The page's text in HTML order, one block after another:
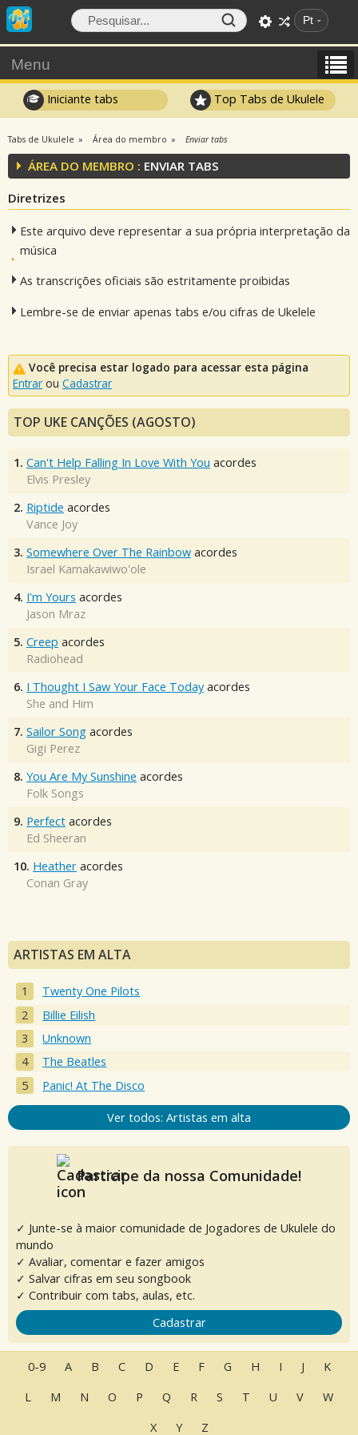
Pt
Menu
Iniciante tabs Top Tabs de Ukulele
Tabs de Ukulele Área do membro Enviar tabs
ÁREA DO MEMBRO : ENVIAR TABS
Diretrizes
Este arquivo deve representar a sua própria interpretação da
música
As transcrições oficiais são estritamente proibidas
Lembre-se de enviar apenas tabs e/ou cifras de Ukelele
Você precisa estar logado para acessar esta página
Entrar ou Cadastrar
TOP UKE CANÇÕES (AGOSTO)
1. Can't Help Falling In Love With You acordes
Elvis Presley
2. Riptide acordes
Vance Joy
3. Somewhere Over The Rainbow acordes
Israel Kamakawiwo'ole
4. I'm Yours acordes
Jason Mraz
5. Creep acordes
Radiohead
6. I Thought I Saw Your Face Today acordes
She and Him
7. Sailor Song acordes
Gigi Perez
8. You Are My Sunshine acordes
Folk Songs
9. Perfect acordes
Ed Sheeran
10. Heather acordes
Conan Gray
ARTISTAS EM ALTA
Twenty One Pilots
Billie Eilish
Unknown
The Beatles
Panic! At The Disco
Ver todos: Artistas em alta
Participe da nossa Comunidade!
✓ Junte-se à maior comunidade de Jogadores de Ukulele do
mundo
✓ Avaliar, comentar e fazer amigos
✓ Salvar cifras em seu songbook
✓ Contribuir com tabs, aulas, etc.
Cadastrar
0-9 A B C D E F G H I J
K
L
M N O P Q R S T U V
W
X
Y Z